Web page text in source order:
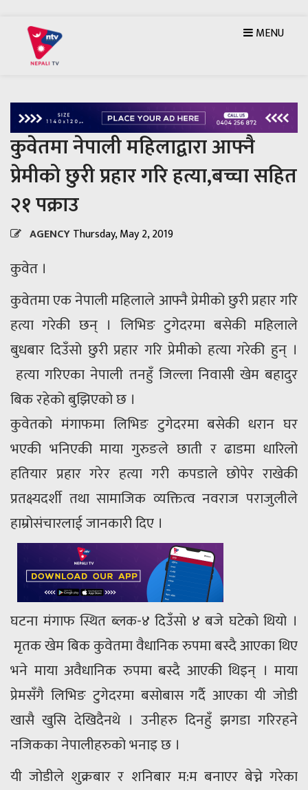
MENU
कुवेतमा नेपाली महिलाद्वारा आफ्नै
प्रेमीको छुरी प्रहार गरि हत्या,बच्चा सहित
२१ पक्राउ
AGENCYThursday, May 2, 2019
कुवेत ।
कुवेतमा एक नेपाली महिलाले आफ्नै प्रेमीको छुरी प्रहार गरि
हत्या गरेकी छन् । लिभिङ टुगेदरमा बसेकी महिलाले
बुधबार दिउँसो छुरी प्रहार गरि प्रेमीको हत्या गरेकी हुन् ।
हत्या गरिएका नेपाली तनहुँ जिल्ला निवासी खेम बहादुर
बिक रहेको बुझिएको छ ।
कुवेतको मंगाफमा लिभिङ टुगेदरमा बसेकी धरान घर
भएकी भनिएकी माया गुरुङले छाती र ढाडमा धारिलो
हतियार प्रहार गरेर हत्या गरी कपडाले छोपेर राखेकी
प्रतक्ष्यदर्शी तथा सामाजिक व्यक्तित्व नवराज पराजुलीले
हाम्रोसंचारलाई जानकारी दिए ।
घटना मंगाफ स्थित ब्लक-४ दिउँसो ४ बजे घटेको थियो ।
मृतक खेम बिक कुवेतमा वैधानिक रुपमा बस्दै आएका थिए
भने माया अवैधानिक रुपमा बस्दै आएकी थिइन् । माया
प्रेमसँगै लिभिङ टुगेदरमा बसोबास गर्दै आएका यी जोडी
खासै खुसि देखिदैनथे । उनीहरु दिनहुँ झगडा गरिरहने
नजिकका नेपालीहरुको भनाइ छ ।
यी जोडीले शुक्रबार र शनिबार म:म बनाएर बेच्ने गरेका